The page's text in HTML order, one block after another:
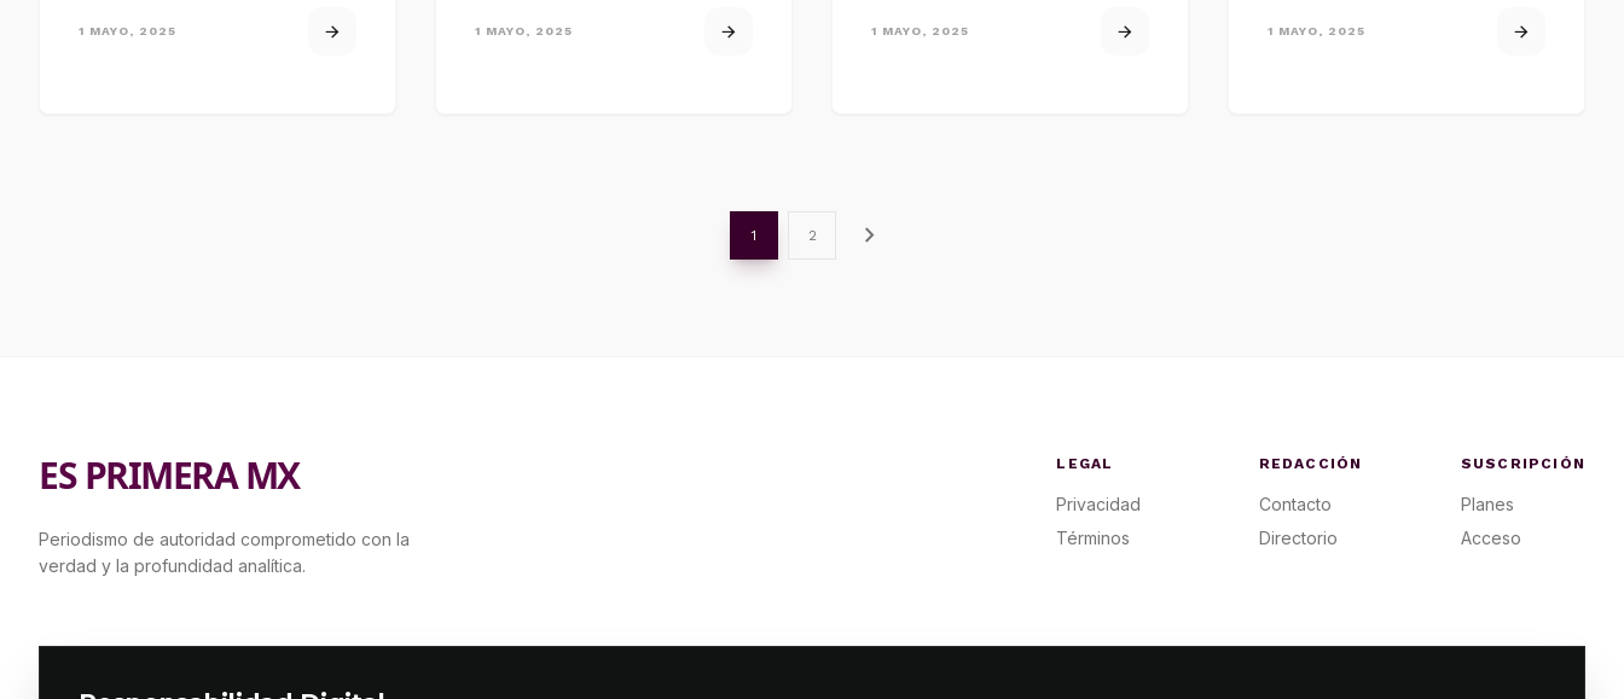
1 MAYO, 2025 1 MAYO, 2025 1 MAYO, 2025 1 MAYO, 2025
1 2 chevron_right
ES PRIMERA MX
Periodismo de autoridad comprometido con la
verdad y la profundidad analítica.
LEGAL
Privacidad
Términos
REDACCIÓN
Contacto
Directorio
SUSCRIPCIÓN
Planes
Acceso